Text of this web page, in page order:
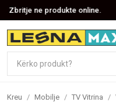
Zbritje ne produkte online.
Kreu / Mobilje / TV Vitrina /